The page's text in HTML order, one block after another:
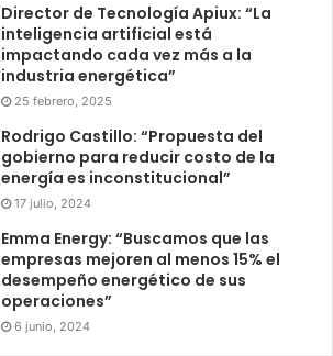
Director de Tecnología Apiux: “La
inteligencia artificial está
impactando cada vez más a la
industria energética”
25 febrero, 2025
Rodrigo Castillo: “Propuesta del
gobierno para reducir costo de la
energía es inconstitucional”
17 julio, 2024
Emma Energy: “Buscamos que las
empresas mejoren al menos 15% el
desempeño energético de sus
operaciones”
6 junio, 2024